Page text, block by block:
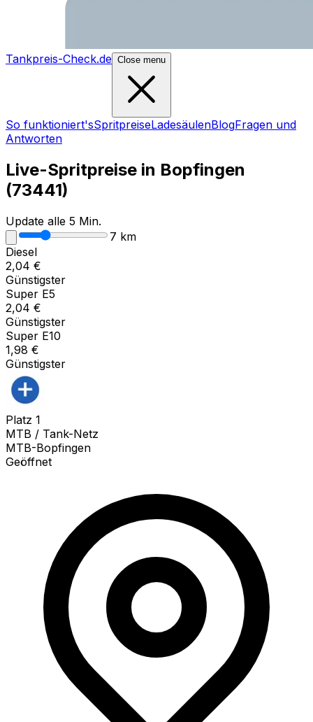
Tankpreis-Check.de Close menu
So funktioniert'sSpritpreiseLadesäulenBlogFragen und
Antworten
Live-Spritpreise in Bopfingen
(73441)
Update alle 5 Min.
7 km
Diesel
2,04 €
Günstigster
Super E5
2,04 €
Günstigster
Super E10
1,98 €
Günstigster
Platz 1
MTB / Tank-Netz
MTB-Bopfingen
Geöffnet